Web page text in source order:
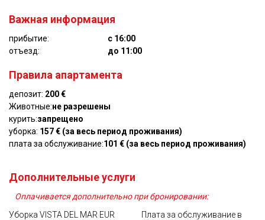
Важная информация
прибытие:
с 16:00
отъезд:
до 11:00
Правила апартамента
депозит: 200 €
Животные:не разрешены
курить:запрещено
уборка: 157 € (за весь период проживания)
плата за обслуживание:101 € (за весь период проживания)
Дополнительные услуги
Оплачивается дополнительно при бронировании:
Уборка VISTA DEL MAR EUR
Плата за обслуживание в